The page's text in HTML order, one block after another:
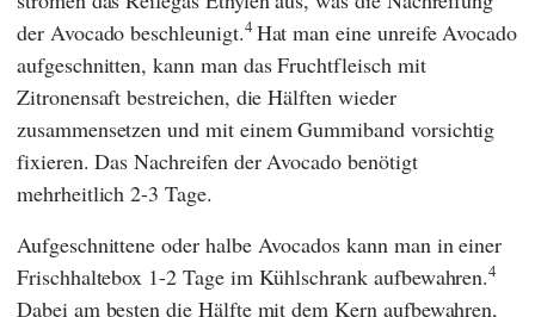
der Avocado beschleunigt.4 Hat man eine unreife Avocado
aufgeschnitten, kann man das Fruchtfleisch mit
Zitronensaft bestreichen, die Hälften wieder
zusammensetzen und mit einem Gummiband vorsichtig
fixieren. Das Nachreifen der Avocado benötigt
mehrheitlich 2-3 Tage.
Aufgeschnittene oder halbe Avocados kann man in einer
Frischhaltebox 1-2 Tage im Kühlschrank aufbewahren.4
Dabei am besten die Hälfte mit dem Kern aufbewahren,